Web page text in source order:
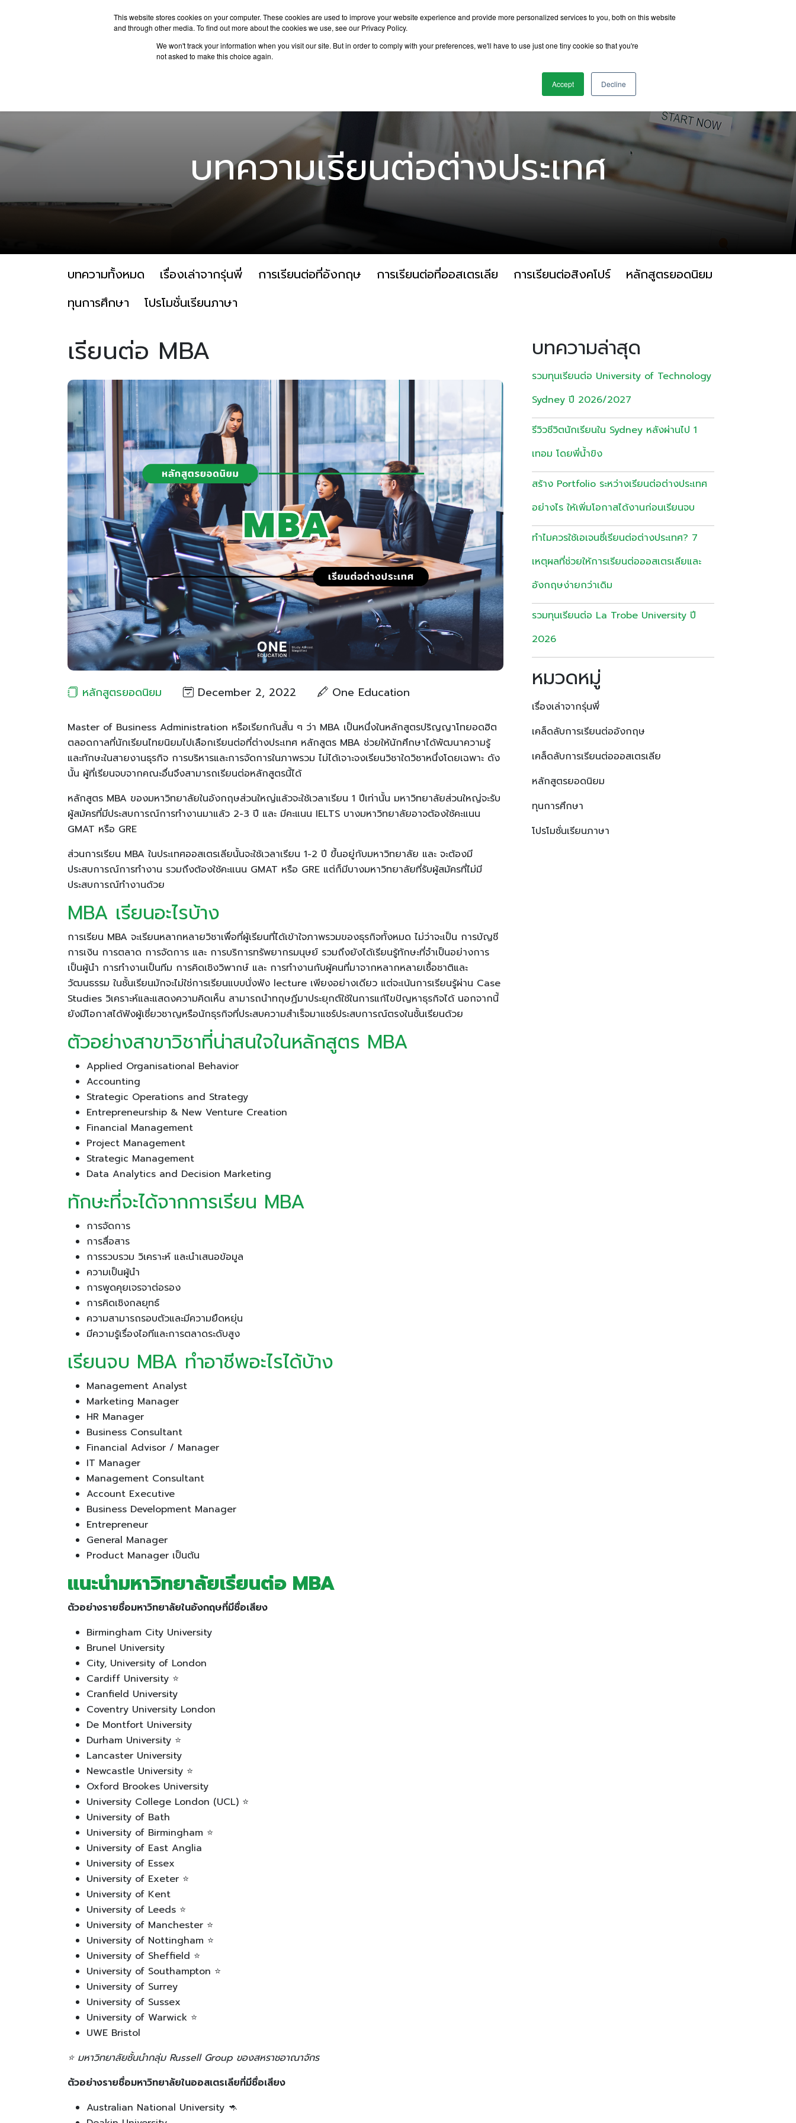
This website stores cookies on your computer. These cookies are used to improve your website experience and provide more personalized services to you, both on this website
and through other media. To find out more about the cookies we use, see our Privacy Policy.
We won't track your information when you visit our site. But in order to comply with your preferences, we'll have to use just one tiny cookie so that you're
not asked to make this choice again.
Accept Decline
ประเทศน่าเรียนต่อ
บทความเรียนต่อต่างประเทศ
บทความทั้งหมด เรื่องเล่าจากรุ่นพี่ การเรียนต่อที่อังกฤษ การเรียนต่อที่ออสเตรเลีย การเรียนต่อสิงคโปร์
หลักสูตรยอดนิยม
ทุนการศึกษา
โปรโมชั่นเรียนภาษา
เรียนต่อ MBA
หลักสูตรยอดนิยม December 2, 2022 One Education
Master of Business Administration หรือเรียกกันสั้น ๆ ว่า MBA เป็นหนึ่งในหลักสูตรปริญญาโทยอดฮิต
ตลอดกาลที่นักเรียนไทยนิยมไปเลือกเรียนต่อที่ต่างประเทศ หลักสูตร MBA ช่วยให้นักศึกษาได้พัฒนาความรู้
และทักษะในสายงานธุรกิจ การบริหารและการจัดการในภาพรวม ไม่ได้เจาะจงเรียนวิชาใดวิชาหนึ่งโดยเฉพาะ ดัง
นั้น ผู้ที่เรียนจบจากคณะอื่นจึงสามารถเรียนต่อหลักสูตรนี้ได้
หลักสูตร MBA ของมหาวิทยาลัยในอังกฤษส่วนใหญ่แล้วจะใช้เวลาเรียน 1 ปีเท่านั้น มหาวิทยาลัยส่วนใหญ่จะรับ
ผู้สมัครที่มีประสบการณ์การทำงานมาแล้ว 2-3 ปี และ มีคะแนน IELTS บางมหาวิทยาลัยอาจต้องใช้คะแนน
GMAT หรือ GRE
ส่วนการเรียน MBA ในประเทศออสเตรเลียนั้นจะใช้เวลาเรียน 1-2 ปี ขึ้นอยู่กับมหาวิทยาลัย และ จะต้องมี
ประสบการณ์การทำงาน รวมถึงต้องใช้คะแนน GMAT หรือ GRE แต่ก็มีบางมหาวิทยาลัยที่รับผู้สมัครที่ไม่มี
ประสบการณ์ทำงานด้วย
MBA เรียนอะไรบ้าง
การเรียน MBA จะเรียนหลากหลายวิชาเพื่อที่ผู้เรียนที่ได้เข้าใจภาพรวมของธุรกิจทั้งหมด ไม่ว่าจะเป็น การบัญชี
การเงิน การตลาด การจัดการ และ การบริการทรัพยากรมนุษย์ รวมถึงยังได้เรียนรู้ทักษะที่จำเป็นอย่างการ
เป็นผู้นำ การทำงานเป็นทีม การคิดเชิงวิพากษ์ และ การทำงานกับผู้คนที่มาจากหลากหลายเชื้อชาติและ
วัฒนธรรม ในชั้นเรียนมักจะไม่ใช่การเรียนแบบนั่งฟัง lecture เพียงอย่างเดียว แต่จะเน้นการเรียนรู้ผ่าน Case
Studies วิเคราะห์และแสดงความคิดเห็น สามารถนำทฤษฏีมาประยุกต์ใช้ในการแก้ไขปัญหาธุรกิจได้ นอกจากนี้
ยังมีโอกาสได้ฟังผู้เชี่ยวชาญหรือนักธุรกิจที่ประสบความสำเร็จมาแชร์ประสบการณ์ตรงในชั้นเรียนด้วย
ตัวอย่างสาขาวิชาที่น่าสนใจในหลักสูตร MBA
Applied Organisational Behavior
Accounting
Strategic Operations and Strategy
Entrepreneurship & New Venture Creation
Financial Management
Project Management
Strategic Management
Data Analytics and Decision Marketing
ทักษะที่จะได้จากการเรียน MBA
การจัดการ
การสื่อสาร
การรวบรวม วิเคราะห์ และนำเสนอข้อมูล
ความเป็นผู้นำ
การพูดคุยเจรจาต่อรอง
การคิดเชิงกลยุทธ์
ความสามารถรอบตัวและมีความยืดหยุ่น
มีความรู้เรื่องไอทีและการตลาดระดับสูง
เรียนจบ MBA ทำอาชีพอะไรได้บ้าง
Management Analyst
Marketing Manager
HR Manager
Business Consultant
Financial Advisor / Manager
IT Manager
Management Consultant
Account Executive
Business Development Manager
Entrepreneur
General Manager
Product Manager เป็นต้น
แนะนำมหาวิทยาลัยเรียนต่อ MBA
ตัวอย่างรายชื่อมหาวิทยาลัยในอังกฤษที่มีชื่อเสียง
Birmingham City University
Brunel University
City, University of London
Cardiff University ⭐
Cranfield University
Coventry University London
De Montfort University
Durham University ⭐
Lancaster University
Newcastle University ⭐
Oxford Brookes University
University College London (UCL) ⭐
University of Bath
University of Birmingham ⭐
University of East Anglia
University of Essex
University of Exeter ⭐
University of Kent
University of Leeds ⭐
University of Manchester ⭐
University of Nottingham ⭐
University of Sheffield ⭐
University of Southampton ⭐
University of Surrey
University of Sussex
University of Warwick ⭐
UWE Bristol
⭐ มหาวิทยาลัยชั้นนำกลุ่ม Russell Group ของสหราชอาณาจักร
ตัวอย่างรายชื่อมหาวิทยาลัยในออสเตรเลียที่มีชื่อเสียง
Australian National University 🦘
บทความล่าสุด
รวมทุนเรียนต่อ University of Technology
Sydney ปี 2026/2027
รีวิวชีวิตนักเรียนใน Sydney หลังผ่านไป 1
เทอม โดยพี่น้ำขิง
สร้าง Portfolio ระหว่างเรียนต่อต่างประเทศ
อย่างไร ให้เพิ่มโอกาสได้งานก่อนเรียนจบ
ทำไมควรใช้เอเจนซี่เรียนต่อต่างประเทศ? 7
เหตุผลที่ช่วยให้การเรียนต่อออสเตรเลียและ
อังกฤษง่ายกว่าเดิม
รวมทุนเรียนต่อ La Trobe University ปี
2026
หมวดหมู่
เรื่องเล่าจากรุ่นพี่
เคล็ดลับการเรียนต่ออังกฤษ
เคล็ดลับการเรียนต่อออสเตรเลีย
หลักสูตรยอดนิยม
ทุนการศึกษา
โปรโมชั่นเรียนภาษา